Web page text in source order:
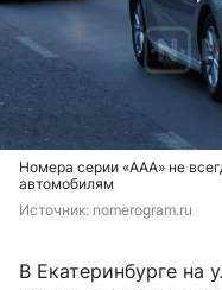
Номера серии «ААА» не
автомобилям
Источник: nomerogram.ru
В Екатеринбурге на